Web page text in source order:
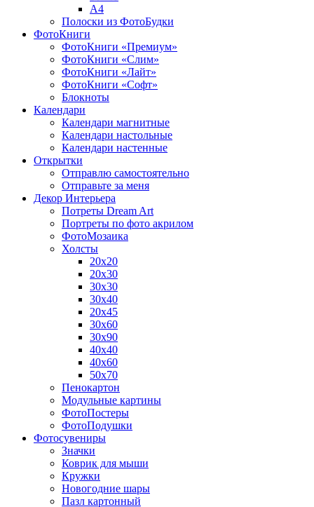
A4
Полоски из ФотоБудки
ФотоКниги
ФотоКниги «Премиум»
ФотоКниги «Слим»
ФотоКниги «Лайт»
ФотоКниги «Софт»
Блокноты
Календари
Календари магнитные
Календари настольные
Календари настенные
Открытки
Отправлю самостоятельно
Отправьте за меня
Декор Интерьера
Потреты Dream Art
Портреты по фото акрилом
ФотоМозаика
Холсты
20х20
20х30
30х30
30х40
20х45
30х60
30х90
40х40
40х60
50х70
Пенокартон
Модульные картины
ФотоПостеры
ФотоПодушки
Фотоcувениры
Значки
Коврик для мыши
Кружки
Новогодние шары
Пазл картонный